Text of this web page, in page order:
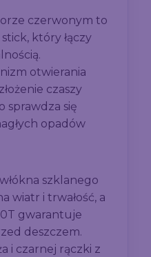
czerwonym to
który łączy
otwierania
czaszy
sprawdza się
opadów
szklanego
wiatr i trwałość, a
gwarantuje
deszczem.
i czarnej rączki z